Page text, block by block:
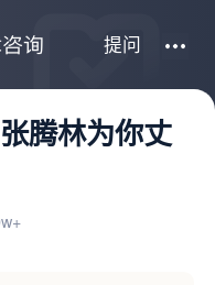
提问
腾林为你丈